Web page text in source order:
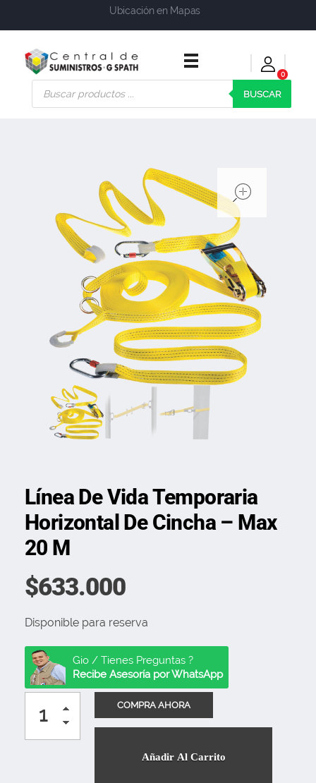
Ubicación en Mapas
Central de Suministros Gspath
Suministros y soluciones integrales para su empresa o negocio
0
BUSCAR
Línea De Vida Temporaria
Horizontal De Cincha – Max
20 M
$633.000
Disponible para reserva
Gio / Tienes Preguntas ?
Recibe Asesoría por WhatsApp
Añadir Al Carrito